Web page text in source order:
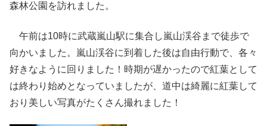
森林公園を訪れました。
午前は10時に武蔵嵐山駅に集合し嵐山渓谷まで徒歩で
向かいました。嵐山渓谷に到着した後は自由行動で、各々
好きなように回りました！時期が遅かったので紅葉として
は終わり始めとなっていましたが、道中は綺麗に紅葉して
おり美しい写真がたくさん撮れました！